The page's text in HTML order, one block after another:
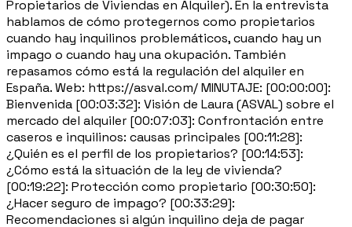
Propietarios de Viviendas en Alquiler). En la entrevista
hablamos de cómo protegernos como propietarios
cuando hay inquilinos problemáticos, cuando hay un
impago o cuando hay una okupación. También
repasamos cómo está la regulación del alquiler en
España. Web: https://asval.com/ MINUTAJE: [00:00:00]:
Bienvenida [00:03:32]: Visión de Laura (ASVAL) sobre el
mercado del alquiler [00:07:03]: Confrontación entre
caseros e inquilinos: causas principales [00:11:28]:
¿Quién es el perfil de los propietarios? [00:14:53]:
¿Cómo está la situación de la ley de vivienda?
[00:19:22]: Protección como propietario [00:30:50]:
¿Hacer seguro de impago? [00:33:29]:
Recomendaciones si algún inquilino deja de pagar